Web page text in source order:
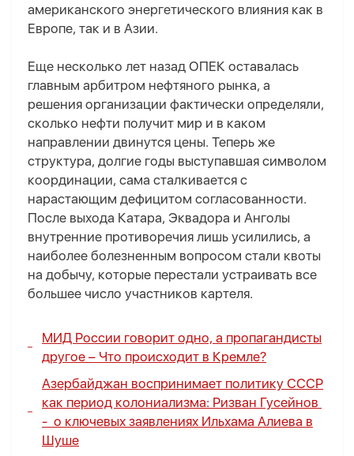
американского энергетического влияния как в
Европе, так и в Азии.
Еще несколько лет назад ОПЕК оставалась
главным арбитром нефтяного рынка, а
решения организации фактически определяли,
сколько нефти получит мир и в каком
направлении двинутся цены. Теперь же
структура, долгие годы выступавшая символом
координации, сама сталкивается с
нарастающим дефицитом согласованности.
После выхода Катара, Эквадора и Анголы
внутренние противоречия лишь усилились, а
наиболее болезненным вопросом стали квоты
на добычу, которые перестали устраивать все
большее число участников картеля.
МИД России говорит одно, а пропагандисты
другое – Что происходит в Кремле?
Азербайджан воспринимает политику СССР
как период колониализма: Ризван Гусейнов
- о ключевых заявлениях Ильхама Алиева в
Шуше